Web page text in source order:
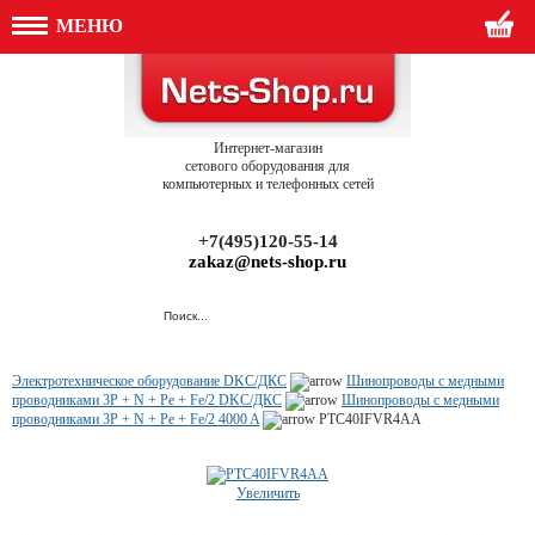
МЕНЮ
Интернет-магазин
сетового оборудования для
компьютерных и телефонных сетей
+7(495)120-55-14
zakaz@nets-shop.ru
Электротехническое оборудование DKC/ДКС
Шинопроводы с медными
проводниками 3P + N + Pe + Fe/2 DKC/ДКС
Шинопроводы с медными
проводниками 3P + N + Pe + Fe/2 4000 A
PTC40IFVR4AA
Увеличить